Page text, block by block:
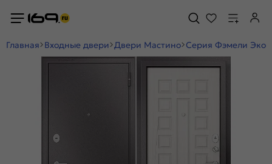
Главная Входные двери Двери Мастино Серия Фэмели Эко